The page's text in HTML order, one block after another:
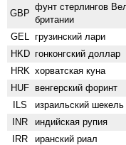
GBP
фунт стерлингов
британии
GEL грузинский лари
HKD гонконгский доллар
HRK хорватская куна
HUF венгерский форинт
ILS израильский шекель
INR индийская рупия
IRR иранский риал